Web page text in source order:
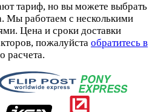
тариф, но вы можете выбрать
Мы работаем с несколькими
Цена и сроки доставки
пожалуйста обратитесь в
расчета.